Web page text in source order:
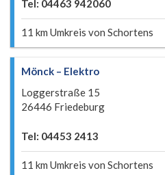
Tel: 04463 942060
11 km Umkreis von Schortens
Mönck – Elektro
Loggerstraße 15
26446 Friedeburg
Tel: 04453 2413
11 km Umkreis von Schortens